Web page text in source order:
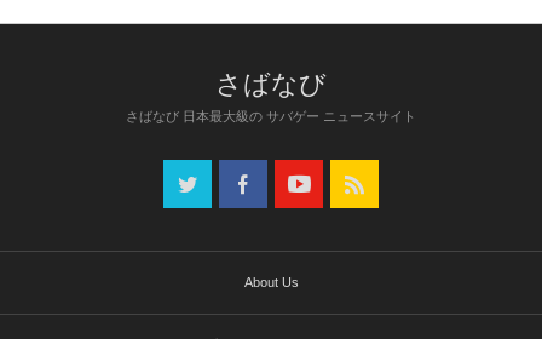
さばなび 日本最大級の サバゲー ニュースサイト
About Us